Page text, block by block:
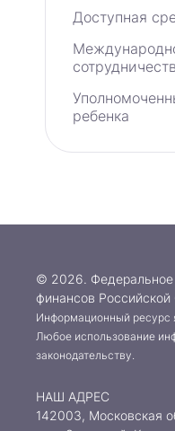
Доступная
ребенка
© 2026. Федеральное
финансов
Информационный ресурс
Любое использование
законодательству.
НАШ АДРЕС
142003, Московская